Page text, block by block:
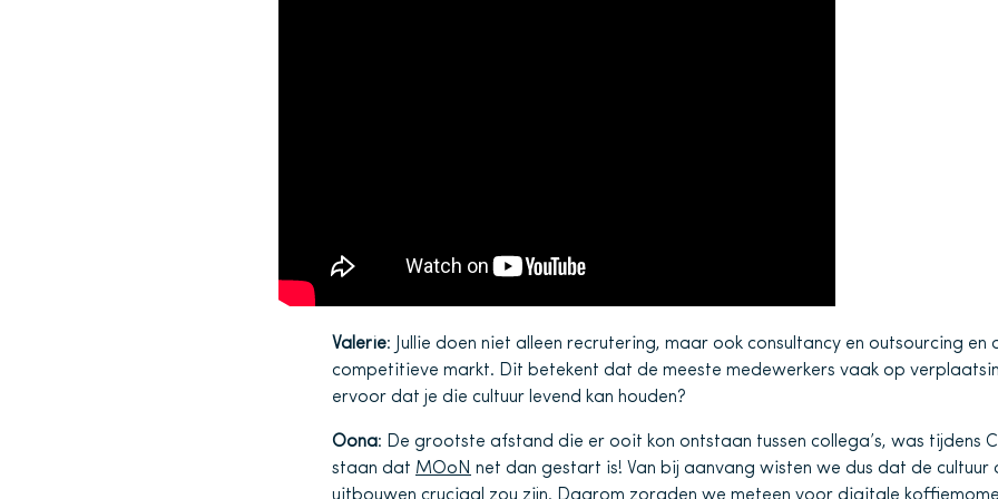
Valerie: Jullie doen niet alleen recrutering, maar ook consultancy en outsourcing en
competitieve markt. Dit betekent dat de meeste medewerkers vaak op
ervoor dat je die cultuur levend kan houden?
Oona: De grootste afstand die er ooit kon ontstaan tussen collega’s, was tijdens
staan dat MOoN net dan gestart is! Van bij aanvang wisten we dus dat de cultuur